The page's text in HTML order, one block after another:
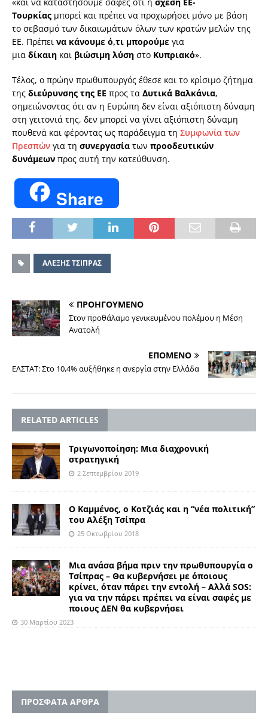
Τουρκίας μπορεί και πρέπει να προχωρήσει μόνο με βάση
το σεβασμό των δικαιωμάτων όλων των κρατών μελών της
ΕΕ. Πρέπει να κάνουμε ό,τι μπορούμε για
μια δίκαιη και βιώσιμη λύση στο Κυπριακό».
Τέλος, ο πρώην πρωθυπουργός έθεσε και το κρίσιμο ζήτημα
της διεύρυνσης της ΕΕ προς τα Δυτικά Βαλκάνια,
σημειώνοντας ότι αν η Ευρώπη δεν είναι αξιόπιστη δύναμη
στη γειτονιά της, δεν μπορεί να γίνει αξιόπιστη δύναμη
πουθενά και φέροντας ως παράδειγμα τη Συμφωνία των
Πρεσπών για τη συνεργασία των προοδευτικών
δυνάμεων προς αυτή την κατεύθυνση.
Share
ΑΛΕΞΗΣ ΤΣΙΠΡΑΣ
ΠΡΟΗΓΟΥΜΕΝΟ
Στον προθάλαμο γενικευμένου πολέμου η Μέση
Ανατολή
ΕΠΟΜΕΝΟ
ΕΛΣΤΑΤ: Στο 10,4% αυξήθηκε η ανεργία στην Ελλάδα
RELATED ARTICLES
Τριγωνοποίηση: Μια διαχρονική
στρατηγική
2 Σεπτεμβρίου 2019
Ο Καμμένος, ο Κοτζιάς και η “νέα πολιτική”
του Αλέξη Τσίπρα
25 Οκτωβρίου 2018
Μια ανάσα βήμα πριν την πρωθυπουργία ο
Τσίπρας – Θα κυβερνήσει με όποιους
κρίνει, όταν πάρει την εντολή – Αλλά SOS:
για να την πάρει πρέπει να είναι σαφές με
ποιους ΔΕΝ θα κυβερνήσει
30 Μαρτίου 2023
ΠΡΟΣΦΑΤΑ ΑΡΘΡΑ